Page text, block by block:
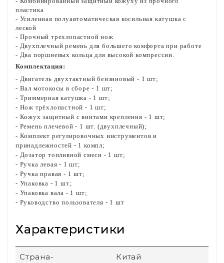
пластика
- Усиленная полуавтоматическая косильная катушка с
леской
- Прочный трехлопастной нож
- Двухплечный ремень для большего комфорта при работе
- Два поршневых кольца для высокой компрессии.
Комплектация:
- Двигатель двухтактный бензиновый - 1 шт;
- Вал мотокосы в сборе - 1 шт;
- Триммерная катушка - 1 шт;
- Нож трёхлопастной - 1 шт;
- Кожух защитный с винтами крепления - 1 шт;
- Ремень плечевой - 1 шт. (двухплечный);
- Комплект регулировочных инструментов и
принадлежностей - 1 компл;
- Дозатор топливной смеси - 1 шт;
- Ручка левая - 1 шт;
- Ручка правая - 1 шт;
- Упаковка - 1 шт;
- Упаковка вала - 1 шт;
- Руководство пользователя - 1 шт
Характеристики
Страна-
Китай